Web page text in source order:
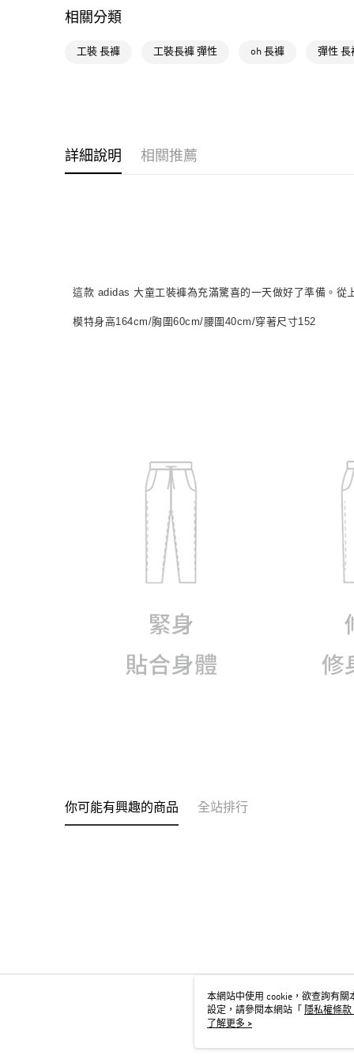
相關分類
工裝 長褲 工裝長褲 彈性 oh 長褲 彈性 長
詳細說明 相關推薦
這款 adidas 大童工裝褲為充滿驚喜的一天做好了準備。從
模特身高164cm/胸圍60cm/腰圍40cm/穿著尺寸152
你可能有興趣的商品 全站排行
本網站中使用 cookie，欲查詢有關
設定，請參閱本網站「
隱私權條款
用 cookie。
了解更多 >